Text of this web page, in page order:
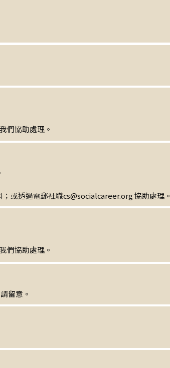
們協助處理。
或透過電郵社職cs@socialcareer.org 協助處理。
們協助處理。
留意。